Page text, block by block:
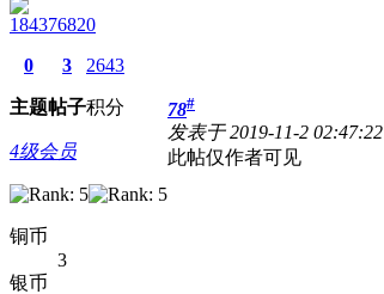
184376820
0
主题
3
帖子
2643
积分
4级会员
铜币
3
银币
78#
发表于 2019-11-2 02:47:22
此帖仅作者可见